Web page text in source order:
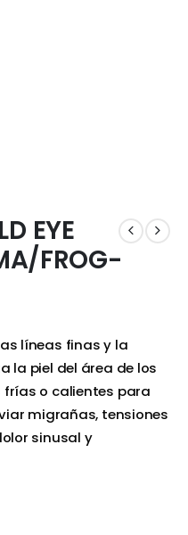
EYE
FROG-
líneas finas y la
la piel del área de los
o calientes para
migrañas, tensiones
sinusal y